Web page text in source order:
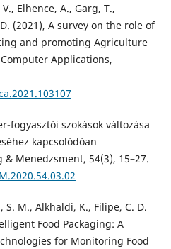
Elhence, A., Garg, T.,
(2021), A survey on the role of
and promoting Agriculture
Applications,
fogyasztói szokások változása
kapcsolódóan
Menedzsment, 54(3), 15–27.
M., Alkhaldi, K., Filipe, C. D.
Food Packaging: A
for Monitoring Food